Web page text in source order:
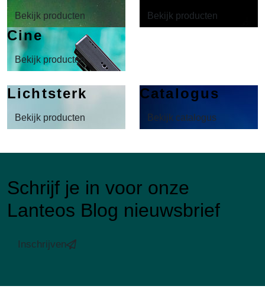
Bekijk producten Bekijk producten
Cine
Bekijk producten
Lichtsterk
Bekijk producten
Catalogus
Bekijk catalogus
Schrijf je in voor onze
Lanteos Blog nieuwsbrief
Inschrijven